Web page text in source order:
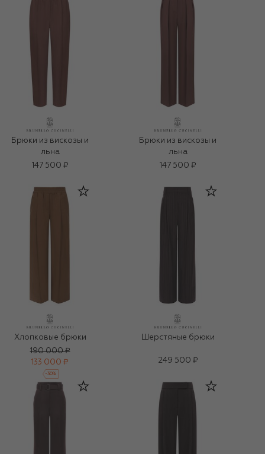
Брюки из вискозы и
льна
147 500 ₽
Брюки из вискозы и
льна
147 500 ₽
Хлопковые брюки
190 000 ₽
133 000 ₽
-30%
Шерстяные брюки
249 500 ₽